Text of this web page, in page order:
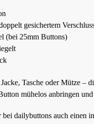
gesichertem
(bei 25mm Buttons)
Tasche oder Mütze –
mühelos anbringen
dailybuttons auch einen